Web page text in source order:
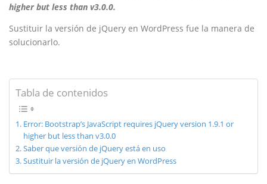
higher but less than v3.0.0.
Sustituir la versión de jQuery en WordPress fue la manera de
solucionarlo.
Tabla de contenidos
Error: Bootstrap’s JavaScript requires jQuery version 1.9.1 or
higher but less than v3.0.0
Saber que versión de jQuery está en uso
Sustituir la versión de jQuery en WordPress